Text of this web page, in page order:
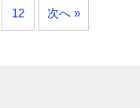
12 次へ »